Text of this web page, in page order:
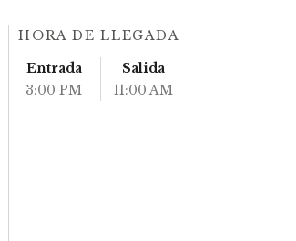
HORA DE LLEGADA
Entrada
3:00 PM
Salida
11:00 AM